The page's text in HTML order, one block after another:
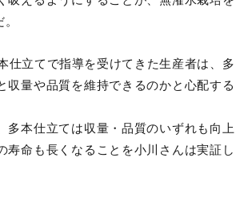
仕立てで指導を受けてきた生産者は、多
収量や品質を維持できるのかと心配する
多本仕立ては収量・品質のいずれも向上
寿命も長くなることを小川さんは実証し